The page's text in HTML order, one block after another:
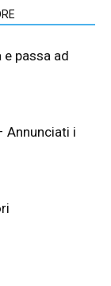
passa ad
Annunciati i